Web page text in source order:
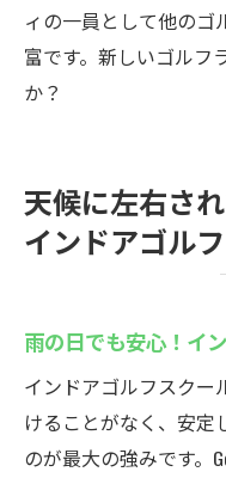
ィの一員として他のゴ
富です。新しいゴルフ
か？
天候に左右さ
インドアゴル
雨の日でも安心！イ
インドアゴルフスクー
けることがなく、安定
のが最大の強みです。